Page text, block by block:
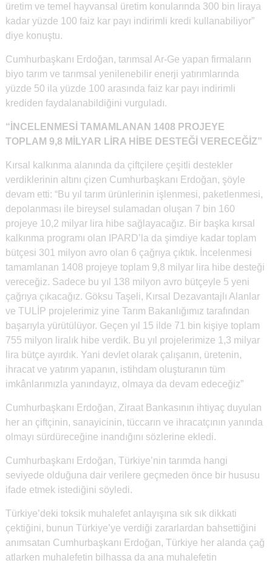
üretim ve temel hayvansal üretim konularında 300 bin liraya
kadar yüzde 100 faiz kar payı indirimli kredi kullanabiliyor”
diye konuştu.
Cumhurbaşkanı Erdoğan, tarımsal Ar-Ge yapan firmaların
biyo tarım ve tarımsal yenilenebilir enerji yatırımlarında
yüzde 50 ila yüzde 100 arasında faiz kar payı indirimli
krediden faydalanabildiğini vurguladı.
“İNCELENMESİ TAMAMLANAN 1408 PROJEYE
TOPLAM 9,8 MİLYAR LİRA HİBE DESTEĞİ VERECEĞİZ”
Kırsal kalkınma alanında da çiftçilere çeşitli destekler
verdiklerinin altını çizen Cumhurbaşkanı Erdoğan, şöyle
devam etti: “Bu yıl tarım ürünlerinin işlenmesi, paketlenmesi,
depolanması ile bireysel sulamadan oluşan 7 bin 160
projeye 10,2 milyar lira hibe sağlayacağız. Bir başka kırsal
kalkınma programı olan IPARD’la da şimdiye kadar toplam
bütçesi 301 milyon avro olan 6 çağrıya çıktık. İncelenmesi
tamamlanan 1408 projeye toplam 9,8 milyar lira hibe desteği
vereceğiz. Sadece bu yıl 138 milyon avro bütçeyle 5 yeni
çağrıya çıkacağız. Göksu Taşeli, Kırsal Dezavantajlı Alanlar
ve TULİP projelerimiz yine Tarım Bakanlığımız tarafından
başarıyla yürütülüyor. Geçen yıl 15 ilde 71 bin kişiye toplam
755 milyon liralık hibe verdik. Bu yıl projelerimize 1,3 milyar
lira bütçe ayırdık. Yani devlet olarak çalışanın, üretenin,
ihracat ve yatırım yapanın, istihdam oluşturanın tüm
imkânlarımızla yanındayız, olmaya da devam edeceğiz”
Cumhurbaşkanı Erdoğan, Ziraat Bankasının ihtiyaç duyulan
her an çiftçinin, sanayicinin, tüccarın ve ihracatçının yanında
olmayı sürdüreceğine inandığını sözlerine ekledi.
Cumhurbaşkanı Erdoğan, Türkiye’nin tarımda hangi
seviyede olduğuna dair verilere geçmeden önce bir hususu
ifade etmek istediğini söyledi.
Türkiye’deki toksik muhalefet anlayışına sık sık dikkati
çektiğini, bunun Türkiye’ye verdiği zararlardan bahsettiğini
anımsatan Cumhurbaşkanı Erdoğan, Türkiye her alanda çağ
atlarken muhalefetin bilhassa da ana muhalefetin